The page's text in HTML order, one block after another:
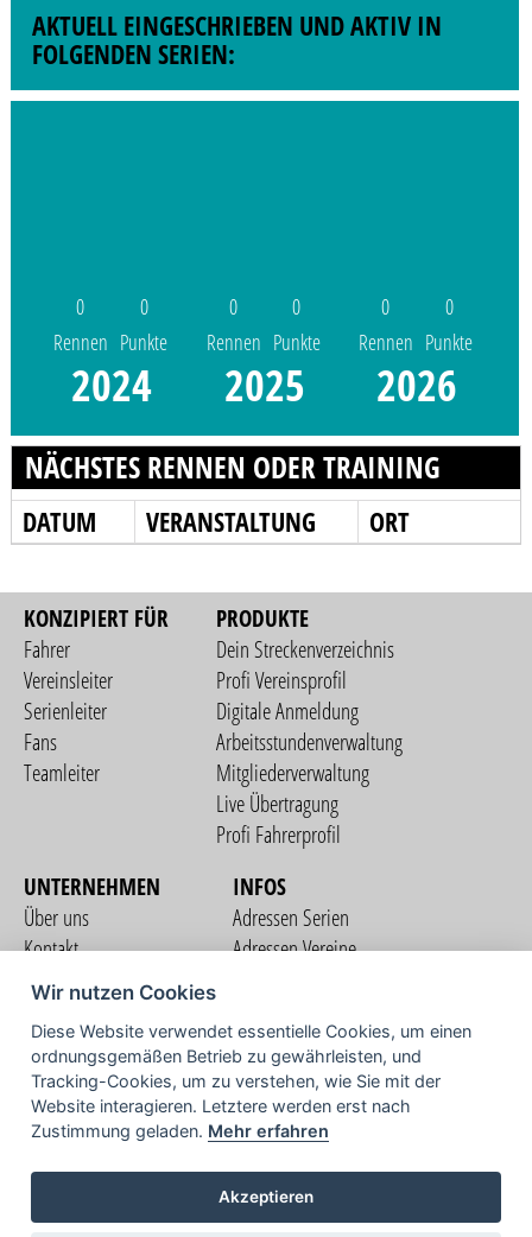
AKTUELL EINGESCHRIEBEN UND AKTIV IN
FOLGENDEN SERIEN:
0
Rennen
0
Punkte
2024
0
Rennen
0
Punkte
2025
0
Rennen
0
Punkte
2026
NÄCHSTES RENNEN ODER TRAINING
DATUM VERANSTALTUNG ORT
KONZIPIERT FÜR
Fahrer
Vereinsleiter
Serienleiter
Fans
Teamleiter
PRODUKTE
Dein Streckenverzeichnis
Profi Vereinsprofil
Digitale Anmeldung
Arbeitsstundenverwaltung
Mitgliederverwaltung
Live Übertragung
Profi Fahrerprofil
UNTERNEHMEN
Über uns
Kontakt
Nutzungsbedingungen
Datenschutzerklärung
Impressum
INFOS
Adressen Serien
Adressen Vereine
COMMUNITY
TV
Wir nutzen Cookies
Diese Website verwendet essentielle Cookies, um einen
ordnungsgemäßen Betrieb zu gewährleisten, und
Tracking-Cookies, um zu verstehen, wie Sie mit der
Website interagieren. Letztere werden erst nach
Zustimmung geladen. Mehr erfahren
Akzeptieren